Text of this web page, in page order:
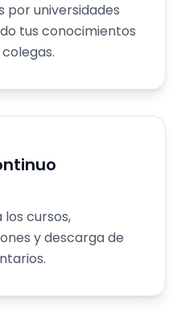
por universidades
tus conocimientos
cursos,
y descarga de